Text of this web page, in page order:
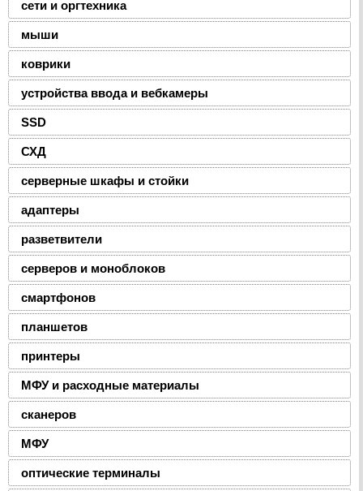
сети и оргтехника
мыши
коврики
устройства ввода и вебкамеры
SSD
СХД
серверные шкафы и стойки
адаптеры
разветвители
серверов и моноблоков
смартфонов
планшетов
принтеры
МФУ и расходные материалы
сканеров
МФУ
оптические терминалы